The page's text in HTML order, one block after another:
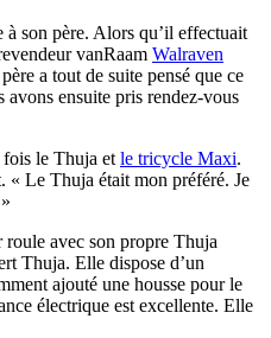
son père. Alors qu’il effectuait
vanRaam Walraven
a tout de suite pensé que ce
ensuite pris rendez-vous
fois le Thuja et le tricycle Maxi.
« Le Thuja était mon préféré. Je
avec son propre Thuja
Thuja. Elle dispose d’un
ajouté une housse pour le
électrique est excellente. Elle